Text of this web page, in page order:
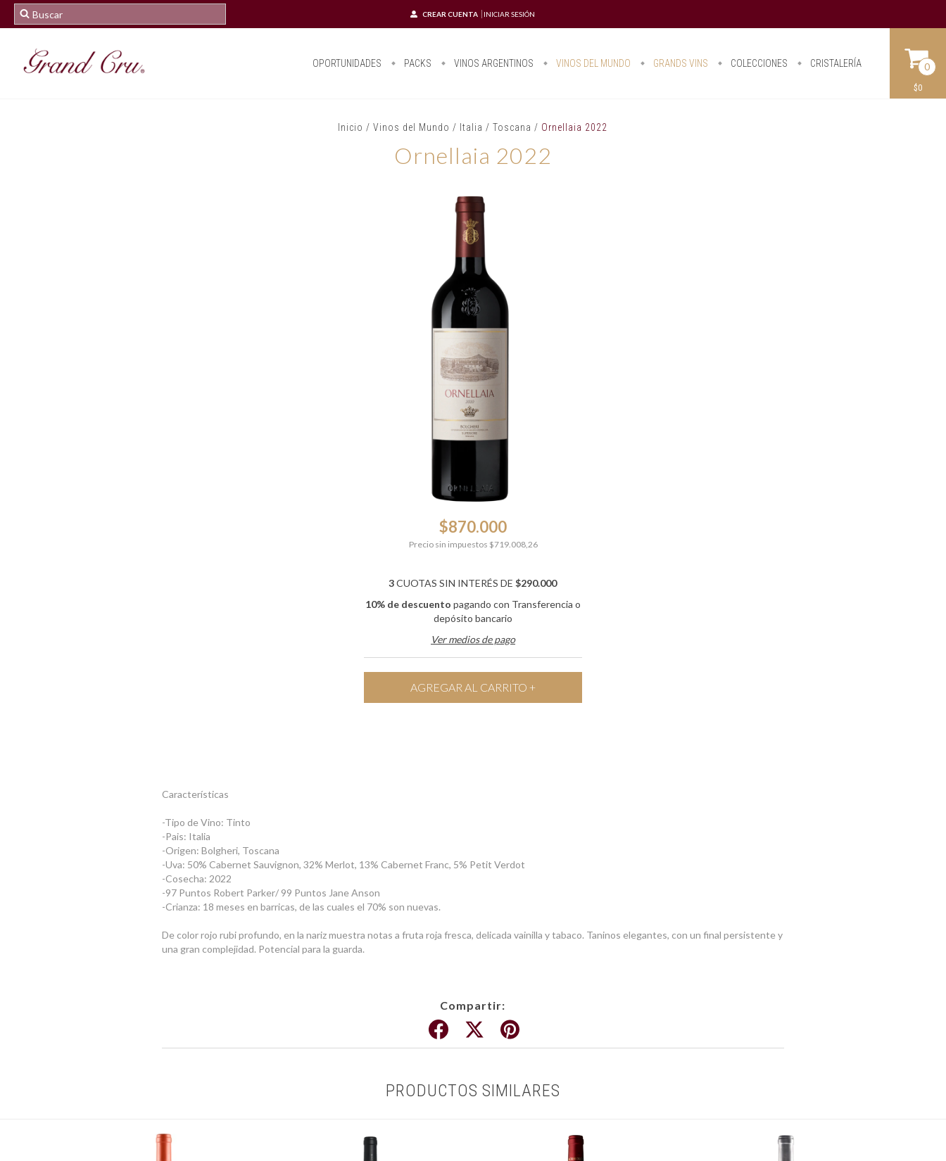
CREAR CUENTA INICIAR SESIÓN
OPORTUNIDADES PACKS VINOS ARGENTINOS VINOS DEL MUNDO GRANDS VINS COLECCIONES CRISTALERÍA 0
$0
Inicio / Vinos del Mundo / Italia / Toscana / Ornellaia 2022
Ornellaia 2022
$870.000
Precio sin impuestos $719.008,26
3CUOTAS SIN INTERÉS DE$290.000
10% de descuento pagando con Transferencia o
depósito bancario
Ver medios de pago
Características
-Tipo de Vino: Tinto
-Pais: Italia
-Origen: Bolgheri, Toscana
-Uva: 50% Cabernet Sauvignon, 32% Merlot, 13% Cabernet Franc, 5% Petit Verdot
-Cosecha: 2022
-97 Puntos Robert Parker/ 99 Puntos Jane Anson
-Crianza: 18 meses en barricas, de las cuales el 70% son nuevas.
De color rojo rubi profundo, en la nariz muestra notas a fruta roja fresca, delicada vainilla y tabaco. Taninos elegantes, con un final persistente y
una gran complejidad. Potencial para la guarda.
Compartir:
PRODUCTOS SIMILARES